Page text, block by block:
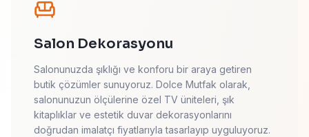
Salon Dekorasyonu
Salonunuzda şıklığı ve konforu bir araya getiren
butik çözümler sunuyoruz. Dolce Mutfak olarak,
salonunuzun ölçülerine özel TV üniteleri, şık
kitaplıklar ve estetik duvar dekorasyonlarını
doğrudan imalatçı fiyatlarıyla tasarlayıp uyguluyoruz.